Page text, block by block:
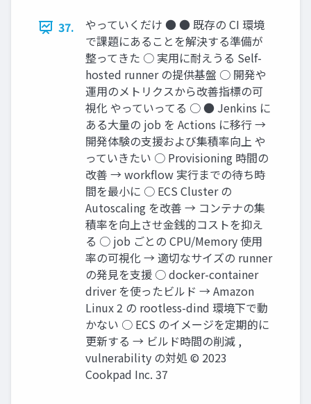
37.
やっていくだけ ● ● 既存の CI 環境
で課題にあることを解決する準備が
整ってきた ○ 実用に耐えうる Self-
hosted runner の提供基盤 ○ 開発や
運用のメトリクスから改善指標の可
視化 やっていってる ○ ● Jenkins に
ある大量の job を Actions に移行 →
開発体験の支援および集積率向上 や
っていきたい ○ Provisioning 時間の
改善 → workﬂow 実行までの待ち時
間を最小に ○ ECS Cluster の
Autoscaling を改善 → コンテナの集
積率を向上させ金銭的コストを抑え
る ○ job ごとの CPU/Memory 使用
率の可視化 → 適切なサイズの runner
の発見を支援 ○ docker-container
driver を使ったビルド → Amazon
Linux 2 の rootless-dind 環境下で動
かない ○ ECS のイメージを定期的に
更新する → ビルド時間の削減 ,
vulnerability の対処 © 2023
Cookpad Inc. 37